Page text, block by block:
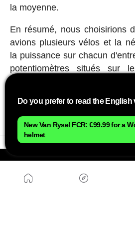
la moyenne.
En résumé, nous choisirions
avions plusieurs vélos et la
la puissance sur chacun
potentiomètres situés sur
durée de vie beaucoup
composant.
Do you prefer to read the English
New Van Rysel FCR: €99.99 for a
helmet